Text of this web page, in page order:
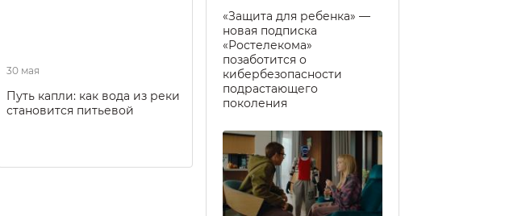
30 мая
Путь капли: как вода из реки
становится питьевой
«Защита для ребенка» —
новая подписка
«Ростелекома»
позаботится о
кибербезопасности
подрастающего
поколения